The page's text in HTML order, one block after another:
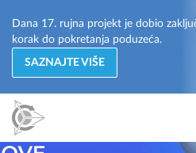
Dana 17. rujna projekt je dobio
korak do pokretanja poduzeća.
SAZNAJTE VIŠE